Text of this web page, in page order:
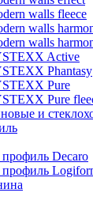
walls fleece
walls
walls
Active
Phantasy
Pure
Pure
и
Decaro
профиль